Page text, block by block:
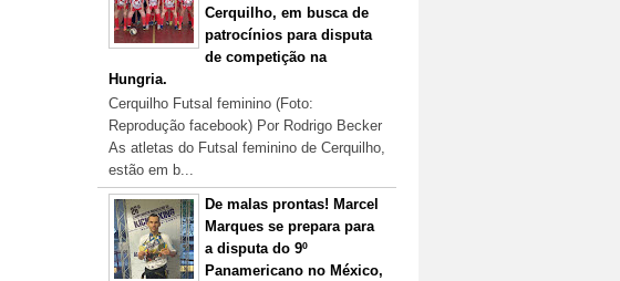
Cerquilho, em busca de
patrocínios para disputa
de competição na
Hungria.
Cerquilho Futsal feminino (Foto:
Reprodução facebook) Por Rodrigo Becker
As atletas do Futsal feminino de Cerquilho,
estão em b...
De malas prontas! Marcel
Marques se prepara para
a disputa do 9º
Panamericano no México,